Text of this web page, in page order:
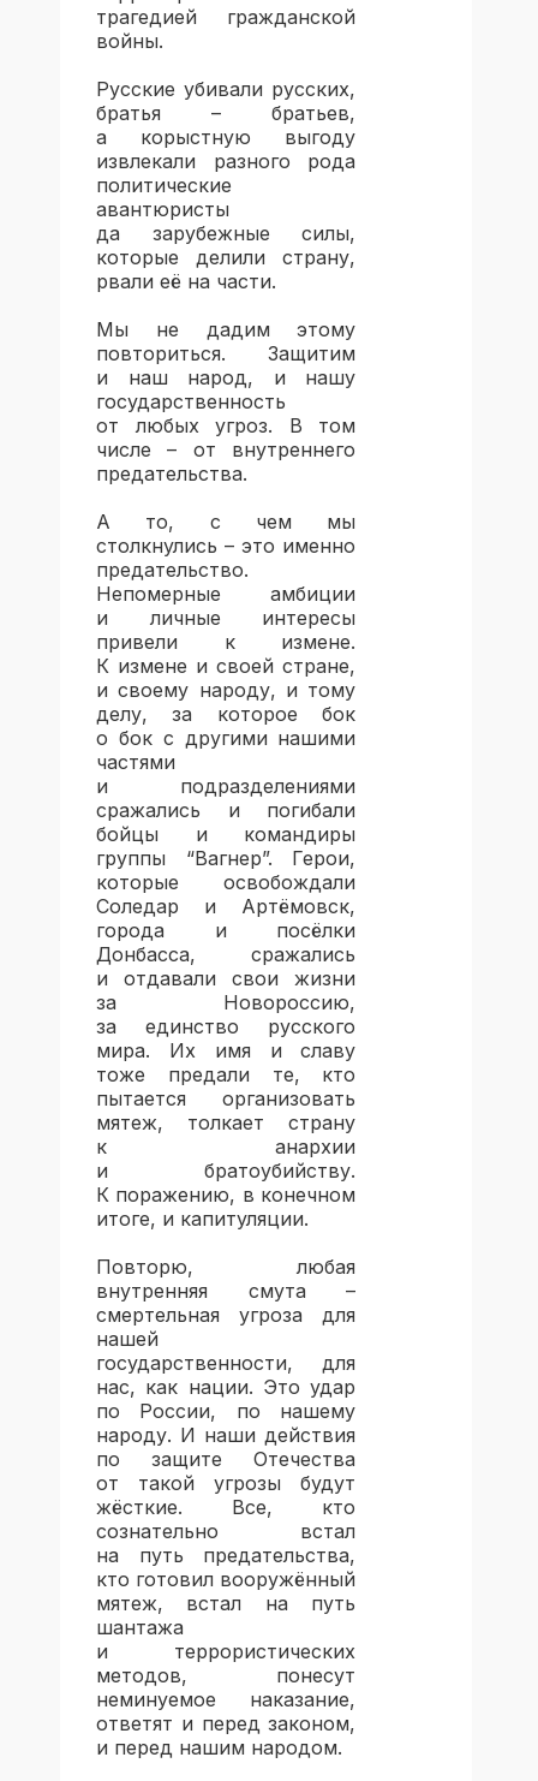
трагедией гражданской
войны.
Русские убивали русских,
братья – братьев,
а корыстную выгоду
извлекали разного рода
политические
авантюристы
да зарубежные силы,
которые делили страну,
рвали её на части.
Мы не дадим этому
повториться. Защитим
и наш народ, и нашу
государственность
от любых угроз. В том
числе – от внутреннего
предательства.
А то, с чем мы
столкнулись – это именно
предательство.
Непомерные амбиции
и личные интересы
привели к измене.
К измене и своей стране,
и своему народу, и тому
делу, за которое бок
о бок с другими нашими
частями
и подразделениями
сражались и погибали
бойцы и командиры
группы “Вагнер”. Герои,
которые освобождали
Соледар и Артёмовск,
города и посёлки
Донбасса, сражались
и отдавали свои жизни
за Новороссию,
за единство русского
мира. Их имя и славу
тоже предали те, кто
пытается организовать
мятеж, толкает страну
к анархии
и братоубийству.
К поражению, в конечном
итоге, и капитуляции.
Повторю, любая
внутренняя смута –
смертельная угроза для
нашей
государственности, для
нас, как нации. Это удар
по России, по нашему
народу. И наши действия
по защите Отечества
от такой угрозы будут
жёсткие. Все, кто
сознательно встал
на путь предательства,
кто готовил вооружённый
мятеж, встал на путь
шантажа
и террористических
методов, понесут
неминуемое наказание,
ответят и перед законом,
и перед нашим народом.